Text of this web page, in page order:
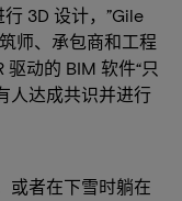
3D 设计，”Gile
师、承包商和工程
驱动的 BIM 软件“只
人达成共识并进行
或者在下雪时躺在